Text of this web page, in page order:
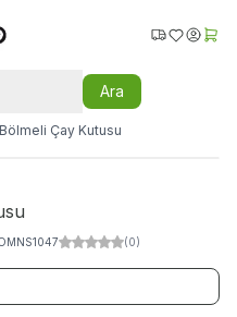
Ara
Favorilerim
Çay Kutusu
(0)